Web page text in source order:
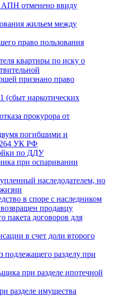
АПН отменено ввиду
жильем между
право пользования
квартиры по иску о
признано право
(сбыт наркотических
прокурора от
погибшими и
264 УК РФ
по ДДУ
при оспаривании
наследодателем, но
в споре с наследником
продавцу
пакета договоров для
в счет доли второго
разделу при
при разделе ипотечной
разделе имущества